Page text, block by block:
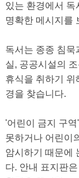
있는 환경에서 독
명확한 메시지를
독서는 종종 침묵
실, 공공시설의
휴식을 취하기 위
경을 찾습니다.
'어린이 금지 구
못하거나 어린이
암시하기 때문에
다. 안내 표지판